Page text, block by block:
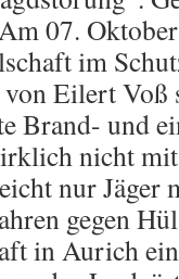
07.
im
Eilert Voß
Brand- und
nicht
nur Jäger
gegen
in Aurich